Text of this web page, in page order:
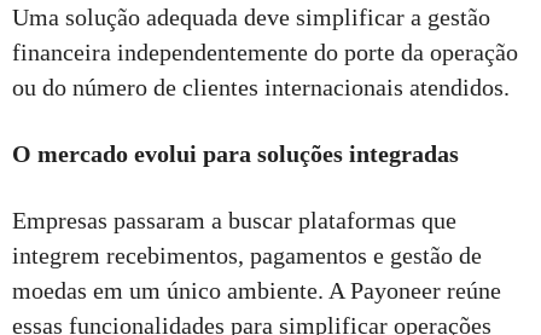
Uma solução adequada deve simplificar a gestão
financeira independentemente do porte da operação
ou do número de clientes internacionais atendidos.
O mercado evolui para soluções integradas
Empresas passaram a buscar plataformas que
integrem recebimentos, pagamentos e gestão de
moedas em um único ambiente. A Payoneer reúne
essas funcionalidades para simplificar operações